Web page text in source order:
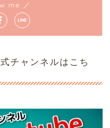
me ／
チャンネルはこち